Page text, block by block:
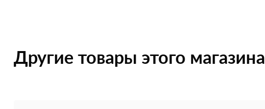
Другие товары этого магазина